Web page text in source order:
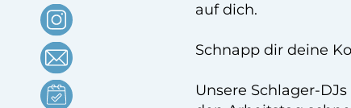
auf dich.
Schnapp dir deine
Unsere Schlager-